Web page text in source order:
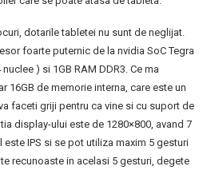
dotarile tabletei nu sunt de neglijat.
foarte puternic de la nvidia SoC Tegra
) si 1GB RAM DDR3. Ce ma
16GB de memorie interna, care este un
faceti griji pentru ca vine si cu suport de
display-ului este de 1280×800, avand 7
este IPS si se pot utiliza maxim 5 gesturi
recunoaste in acelasi 5 gesturi, degete